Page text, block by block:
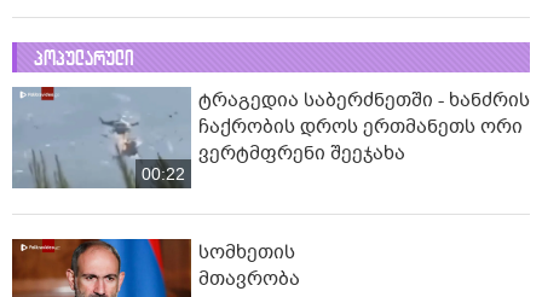
პოპულარული
00:22
ტრაგედია საბერძნეთში - ხანძრის
ჩაქრობის დროს ერთმანეთს ორი
ვერტმფრენი შეეჯახა
სომხეთის
მთავრობა